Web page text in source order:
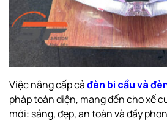
Việc nâng cấp cảđèn bi cầu và
pháp toàn diện, mang đến cho xế
mới: sáng, đẹp, an toàn và đầy